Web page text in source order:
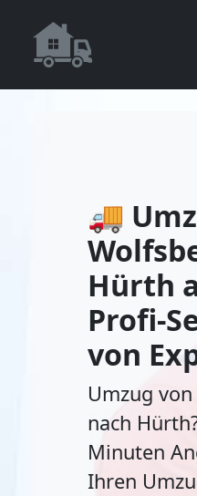
🚚
Hürth
Profi-
von
Umzug
nach
Minuten
Ihren